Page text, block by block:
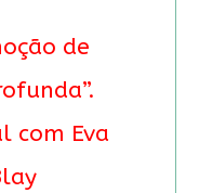
de
com Eva